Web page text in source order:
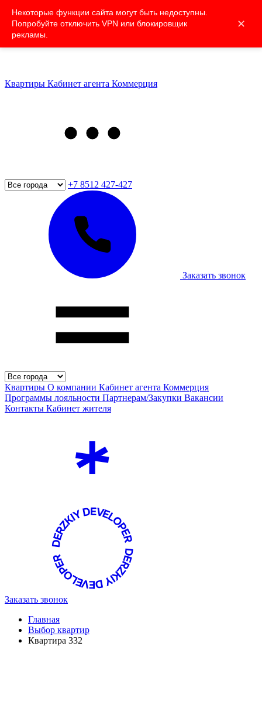
Некоторые функции сайта могут быть недоступны.
Попробуйте отключить VPN или блокировщик
рекламы.
✕
Квартиры Кабинет агента Коммерция
+7 8512 427-427
Заказать звонок
Квартиры О компании Кабинет агента Коммерция
Программы лояльности Партнерам/Закупки Вакансии
Контакты Кабинет жителя
Заказать звонок
Главная
Выбор квартир
Квартира 332